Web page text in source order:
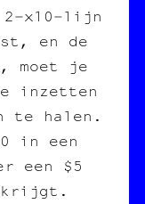
en de
moet je
inzetten
te halen.
in een
een $5
krijgt.